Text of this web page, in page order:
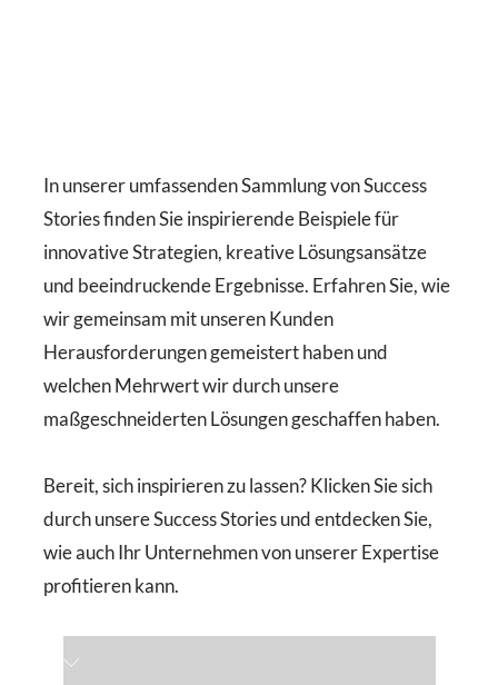
In unserer umfassenden Sammlung von Success
Stories finden Sie inspirierende Beispiele für
innovative Strategien, kreative Lösungsansätze
und beeindruckende Ergebnisse. Erfahren Sie, wie
wir gemeinsam mit unseren Kunden
Herausforderungen gemeistert haben und
welchen Mehrwert wir durch unsere
maßgeschneiderten Lösungen geschaffen haben.
Bereit, sich inspirieren zu lassen? Klicken Sie sich
durch unsere Success Stories und entdecken Sie,
wie auch Ihr Unternehmen von unserer Expertise
profitieren kann.